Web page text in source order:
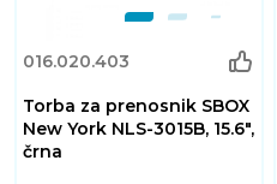
016.020.403
Torba za prenosnik SBOX
New York NLS-3015B, 15.6",
črna